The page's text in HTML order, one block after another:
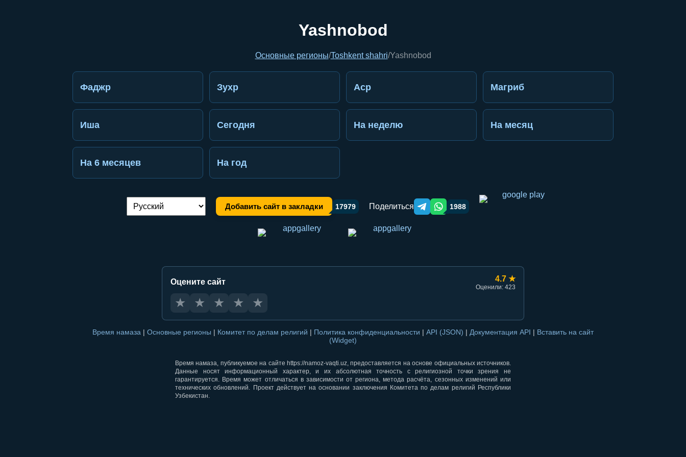
Yashnobod
Основные регионы/Toshkent shahri/Yashnobod
Фаджр Зухр Аср Магриб
Иша Сегодня На неделю На месяц
На 6 месяцев На год
Переключение языка: Добавить сайт в закладки 17979 Поделиться Telegram orqali ulashish
WhatsApp orqali ulashish
1988
Оцените сайт 4.7 ★
Оценили: 423
★ ★ ★ ★ ★
Время намаза | Основные регионы | Комитет по делам религий | Политика конфиденциальности | API (JSON) | Документация API | Вставить на сайт
(Widget)
Время намаза, публикуемое на сайте https://namoz-vaqti.uz, предоставляется на основе официальных источников.
Данные носят информационный характер, и их абсолютная точность с религиозной точки зрения не
гарантируется. Время может отличаться в зависимости от региона, метода расчёта, сезонных изменений или
технических обновлений. Проект действует на основании заключения Комитета по делам религий Республики
Узбекистан.